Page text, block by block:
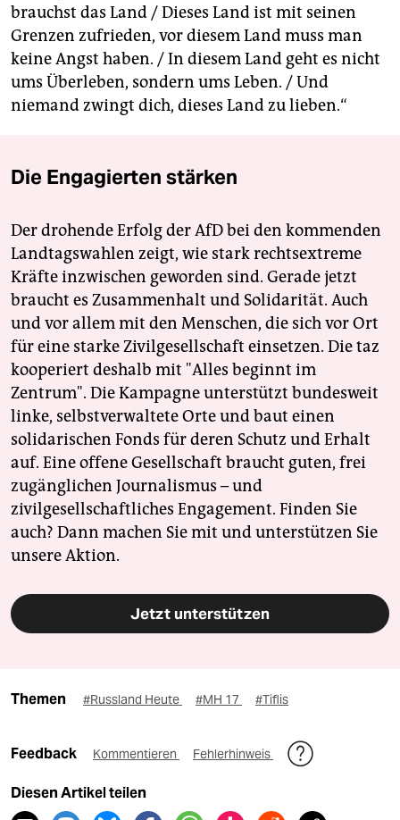
brauchst das Land / Dieses Land ist mit seinen
Grenzen zufrieden, vor diesem Land muss man
keine Angst haben. / In diesem Land geht es nicht
ums Überleben, sondern ums Leben. / Und
niemand zwingt dich, dieses Land zu lieben.“
Die Engagierten stärken
Der drohende Erfolg der AfD bei den kommenden
Landtagswahlen zeigt, wie stark rechtsextreme
Kräfte inzwischen geworden sind. Gerade jetzt
braucht es Zusammenhalt und Solidarität. Auch
und vor allem mit den Menschen, die sich vor Ort
für eine starke Zivilgesellschaft einsetzen. Die taz
kooperiert deshalb mit "Alles beginnt im
Zentrum". Die Kampagne unterstützt bundesweit
linke, selbstverwaltete Orte und baut einen
solidarischen Fonds für deren Schutz und Erhalt
auf. Eine offene Gesellschaft braucht guten, frei
zugänglichen Journalismus – und
zivilgesellschaftliches Engagement. Finden Sie
auch? Dann machen Sie mit und unterstützen Sie
unsere Aktion.
Jetzt unterstützen
Themen #Russland Heute #MH 17 #Tiflis
Feedback Kommentieren Fehlerhinweis
Diesen Artikel teilen